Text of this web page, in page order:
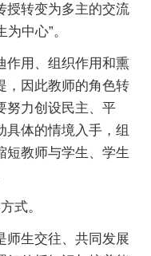
授转变为多主的交流
中心”。
用、组织作用和熏
，因此教师的角色转
努力创设民主、平
具体的情境入手，组
短教师与学生、学生
式。
生交往、共同发展